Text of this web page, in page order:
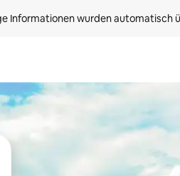
Informationen wurden automatisch